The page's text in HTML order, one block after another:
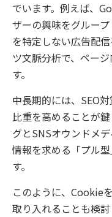
でいます。例えば、
ザーの興味をグルー
を特定しない広告配
ツ文脈分析で、ペー
す。
中長期的には、SEO
比重を高めることが
グとSNSオウンドメ
情報を求める「プル
す。
このように、Cookie
取り入れることも検討